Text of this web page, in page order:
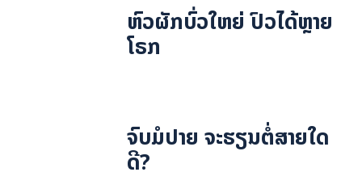
ຫົວຜັກບົ່ວໃຫຍ່ ປົວໄດ້ຫຼາຍ
ໂຣກ
ຈົບມໍປາຍ ຈະຮຽນຕໍ່ສາຍໃດ
ດີ?